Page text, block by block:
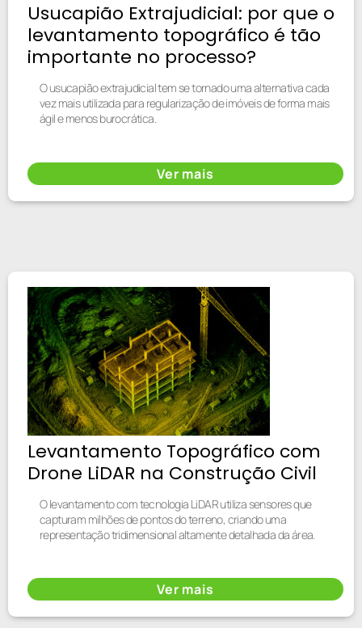
Usucapião Extrajudicial: por que o
levantamento topográfico é tão
importante no processo?
O usucapião extrajudicial tem se tornado uma alternativa cada
vez mais utilizada para regularização de imóveis de forma mais
ágil e menos burocrática.
Ver mais
Levantamento Topográfico com
Drone LiDAR na Construção Civil
O levantamento com tecnologia LiDAR utiliza sensores que
capturam milhões de pontos do terreno, criando uma
representação tridimensional altamente detalhada da área.
Ver mais